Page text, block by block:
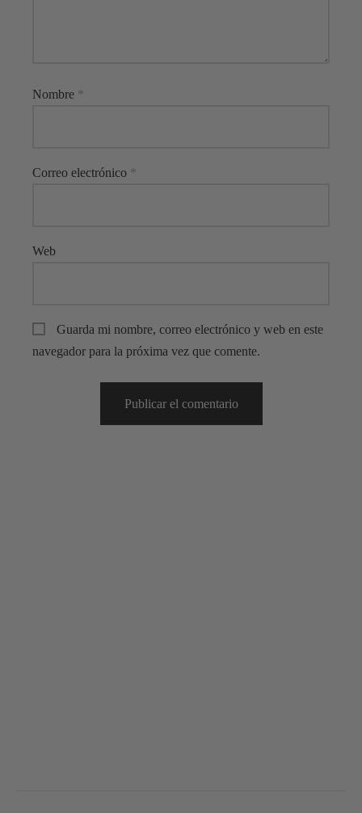
Nombre *
Correo electrónico *
Web
Guarda mi nombre, correo electrónico y web en este
navegador para la próxima vez que comente.